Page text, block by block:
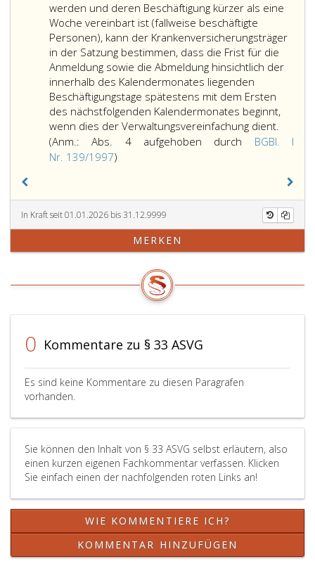
Übermittlung
(Paragraph
41,
Absatz
eins,)
–
unbeschadet
des
Paragraph
41,
innerhalb
sieben
Beginn
Pflichtversicherung
a,
festgestellt
wurden,
ist
unzulässig
und
gilt
nicht
als
Meldung
Die
betroffenen
Paragraph
Absatz
aufzufordern.
für
die
nur
in
der
Unfall-
und
sowie
für
der
nach
3,
a,
Meldungen
Träger
der
beim
einer
werden und deren Beschäftigung kürzer als eine
Woche vereinbart ist (fallweise beschäftigte
Personen), kann der Krankenversicherungsträger
in der Satzung bestimmen, dass die Frist für die
Anmeldung sowie die Abmeldung hinsichtlich der
innerhalb des Kalendermonates liegenden
Beschäftigungstage spätestens mit dem Ersten
des nächstfolgenden Kalendermonates beginnt,
wenn dies der Verwaltungsvereinfachung dient.
(Anm.: Abs. 4 aufgehoben durch BGBl. I
Nr. 139/1997)
aufgehoben
durch
Bundesgesetzblatt
Teil
Nr. 139
1997,)
In Kraft seit 01.01.2026 bis 31.12.9999
MERKEN
0 Kommentare zu § 33 ASVG
Es sind keine Kommentare zu diesen Paragrafen
vorhanden.
Sie können den Inhalt von § 33 ASVG selbst erläutern, also
einen kurzen eigenen Fachkommentar verfassen. Klicken
Sie einfach einen der nachfolgenden roten Links an!
WIE KOMMENTIERE ICH?
KOMMENTAR HINZUFÜGEN